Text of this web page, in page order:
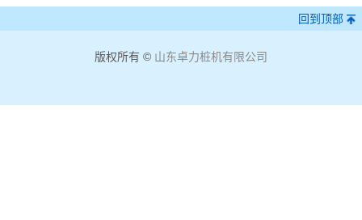
回到顶部
版权所有 © 山东卓力桩机有限公司